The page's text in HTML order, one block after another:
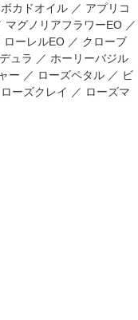
カドオイル ／ アプリコ
グノリアフラワーEO ／
ーレルEO ／ クローブ
ュラ ／ ホーリーバジル
ー ／ ローズペタル ／ ビ
ーズクレイ ／ ローズマ